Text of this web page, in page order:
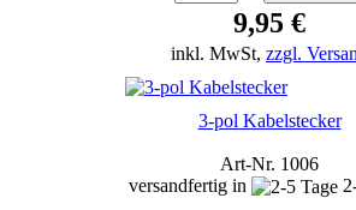
9,95 €
inkl. MwSt, zzgl.
3-pol Kabelstecker
Art-Nr. 1006
versandfertig in